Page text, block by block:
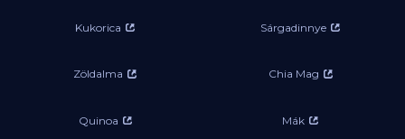
Kukorica Sárgadinnye
Zöldalma Chia Mag
Quinoa Mák